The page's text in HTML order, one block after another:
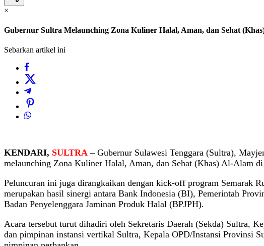
×
Gubernur Sultra Melaunching Zona Kuliner Halal, Aman, dan Sehat
Sebarkan artikel ini
KENDARI, SULTRA – Gubernur Sulawesi Tenggara (Sultra),
melaunching Zona Kuliner Halal, Aman, dan Sehat (Khas) Al-Alam
Peluncuran ini juga dirangkaikan dengan kick-off program Semarak
merupakan hasil sinergi antara Bank Indonesia (BI), Pemerintah
Badan Penyelenggara Jaminan Produk Halal (BPJPH).
Acara tersebut turut dihadiri oleh Sekretaris Daerah (Sekda) Sultra,
dan pimpinan instansi vertikal Sultra, Kepala OPD/Instansi Provinsi